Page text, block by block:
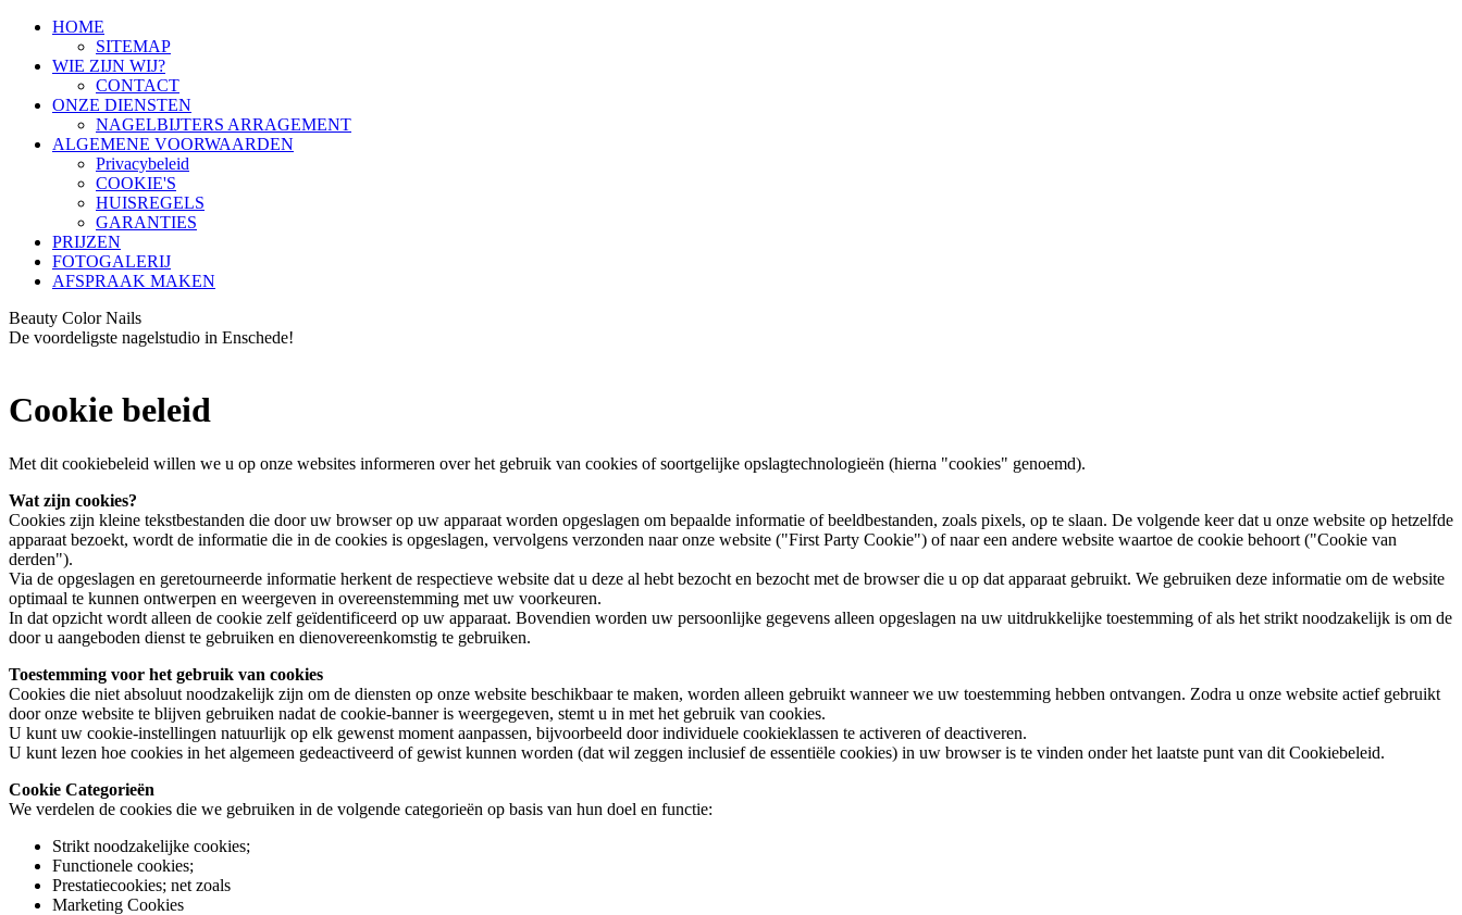
HOME
SITEMAP
WIE ZIJN WIJ?
CONTACT
ONZE DIENSTEN
NAGELBIJTERS ARRAGEMENT
ALGEMENE VOORWAARDEN
Privacybeleid
COOKIE'S
HUISREGELS
GARANTIES
PRIJZEN
FOTOGALERIJ
AFSPRAAK MAKEN
Beauty Color Nails
De voordeligste nagelstudio in Enschede!
Cookie beleid
Met dit cookiebeleid willen we u op onze websites informeren over het gebruik van cookies of soortgelijke opslagtechnologieën (hierna "cookies" genoemd).
Wat zijn cookies?
Cookies zijn kleine tekstbestanden die door uw browser op uw apparaat worden opgeslagen om bepaalde informatie of beeldbestanden, zoals pixels, op te slaan. De volgende keer dat u onze website op hetzelfde
apparaat bezoekt, wordt de informatie die in de cookies is opgeslagen, vervolgens verzonden naar onze website ("First Party Cookie") of naar een andere website waartoe de cookie behoort ("Cookie van
derden").
Via de opgeslagen en geretourneerde informatie herkent de respectieve website dat u deze al hebt bezocht en bezocht met de browser die u op dat apparaat gebruikt. We gebruiken deze informatie om de website
optimaal te kunnen ontwerpen en weergeven in overeenstemming met uw voorkeuren.
In dat opzicht wordt alleen de cookie zelf geïdentificeerd op uw apparaat. Bovendien worden uw persoonlijke gegevens alleen opgeslagen na uw uitdrukkelijke toestemming of als het strikt noodzakelijk is om de
door u aangeboden dienst te gebruiken en dienovereenkomstig te gebruiken.
Toestemming voor het gebruik van cookies
Cookies die niet absoluut noodzakelijk zijn om de diensten op onze website beschikbaar te maken, worden alleen gebruikt wanneer we uw toestemming hebben ontvangen. Zodra u onze website actief gebruikt
door onze website te blijven gebruiken nadat de cookie-banner is weergegeven, stemt u in met het gebruik van cookies.
U kunt uw cookie-instellingen natuurlijk op elk gewenst moment aanpassen, bijvoorbeeld door individuele cookieklassen te activeren of deactiveren.
U kunt lezen hoe cookies in het algemeen gedeactiveerd of gewist kunnen worden (dat wil zeggen inclusief de essentiële cookies) in uw browser is te vinden onder het laatste punt van dit Cookiebeleid.
Cookie Categorieën
We verdelen de cookies die we gebruiken in de volgende categorieën op basis van hun doel en functie:
Strikt noodzakelijke cookies;
Functionele cookies;
Prestatiecookies; net zoals
Marketing Cookies